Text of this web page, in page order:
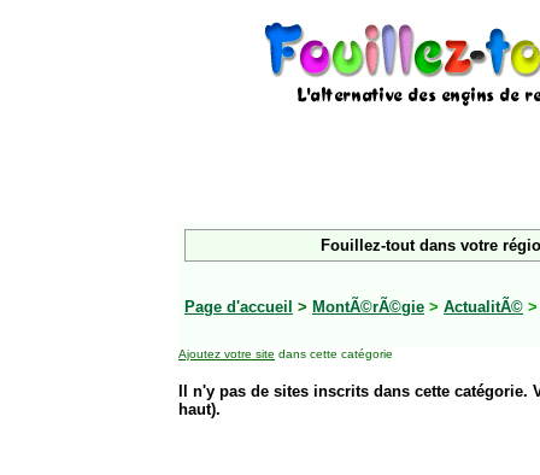
Fouillez-tout dans votre
Page d'accueil > MontÃ©rÃ©gie > ActualitÃ©
Ajoutez votre site dans cette catégorie
Il n'y pas de sites inscrits dans cette
haut).